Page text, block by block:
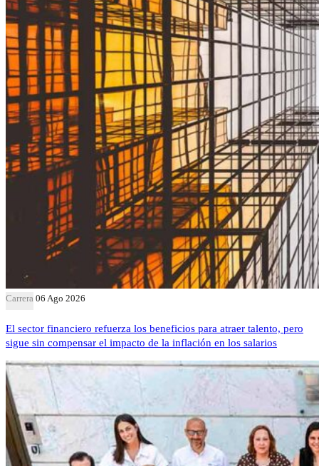
Carrera 06 Ago 2026
El sector financiero refuerza los beneficios para atraer talento, pero
sigue sin compensar el impacto de la inflación en los salarios